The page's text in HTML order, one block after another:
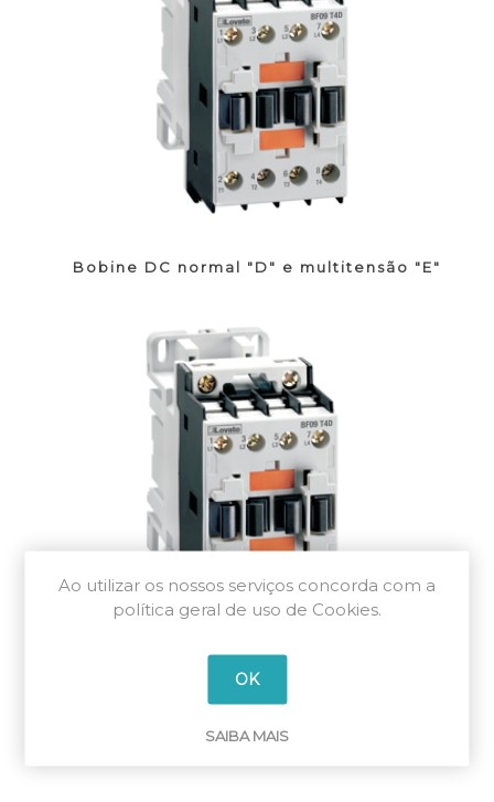
Bobine DC normal "D" e multitensão "E"
Bobine DC baixo consumo
Ao utilizar os nossos serviços concorda com a
política geral de uso de Cookies.
OK
SAIBA MAIS